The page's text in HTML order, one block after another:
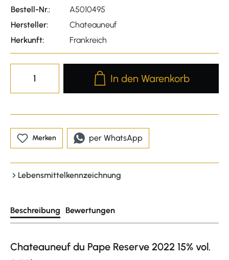
Bestell-Nr.:
A5010495
Hersteller:
Chateauneuf
Herkunft:
Frankreich
Produkt Anzahl: Gib den
In den Warenkorb
Merken per WhatsApp
Lebensmittelkennzeichnung
Beschreibung Bewertungen
Chateauneuf du Pape Reserve 2022 15% vol.